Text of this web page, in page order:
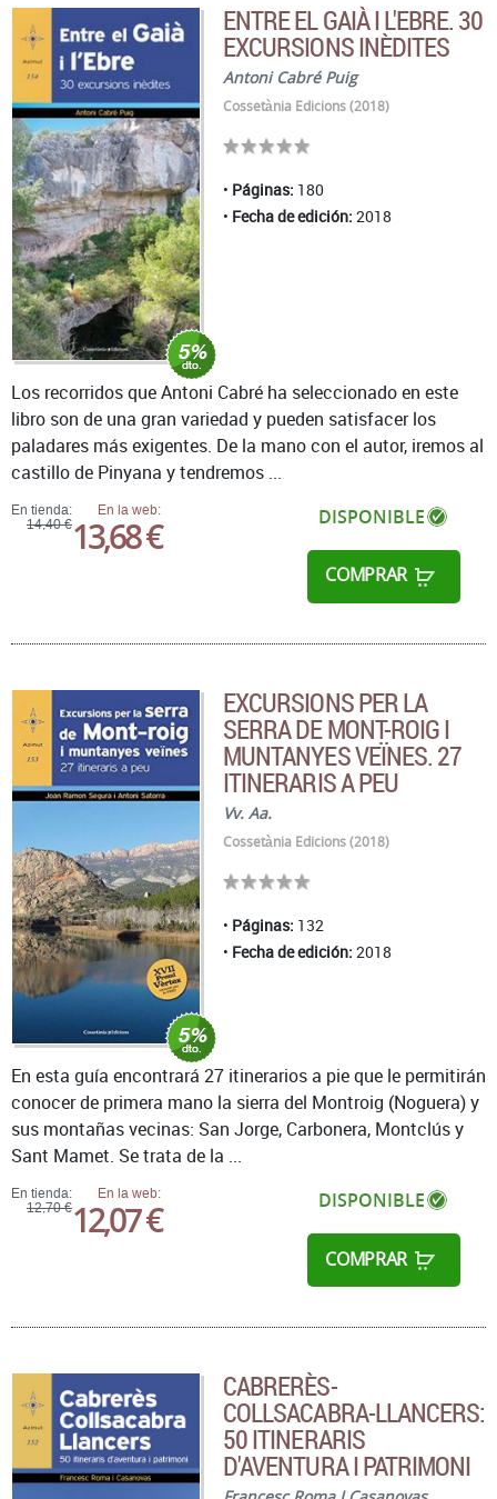
ENTRE EL GAIÀ I L'EBRE. 30
EXCURSIONS INÈDITES
Antoni Cabré Puig
Cossetània Edicions (2018)
Páginas: 180
Fecha de edición: 2018
En tienda:
14,40 €
En la web:
13,68 € DISPONIBLE
COMPRAR
Los recorridos que Antoni Cabré ha seleccionado en este
libro son de una gran variedad y pueden satisfacer los
paladares más exigentes. De la mano con el autor, iremos al
castillo de Pinyana y tendremos ...
EXCURSIONS PER LA
SERRA DE MONT-ROIG I
MUNTANYES VEÏNES. 27
ITINERARIS A PEU
Vv. Aa.
Cossetània Edicions (2018)
Páginas: 132
Fecha de edición: 2018
En tienda:
12,70 €
En la web:
12,07 € DISPONIBLE
COMPRAR
En esta guía encontrará 27 itinerarios a pie que le permitirán
conocer de primera mano la sierra del Montroig (Noguera) y
sus montañas vecinas: San Jorge, Carbonera, Montclús y
Sant Mamet. Se trata de la ...
CABRERÈS-
COLLSACABRA-LLANCERS:
50 ITINERARIS
D'AVENTURA I PATRIMONI